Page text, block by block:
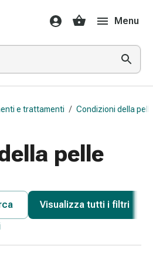
Menu
e trattamenti / Condizioni della
pelle
Visualizza tutti i filtri